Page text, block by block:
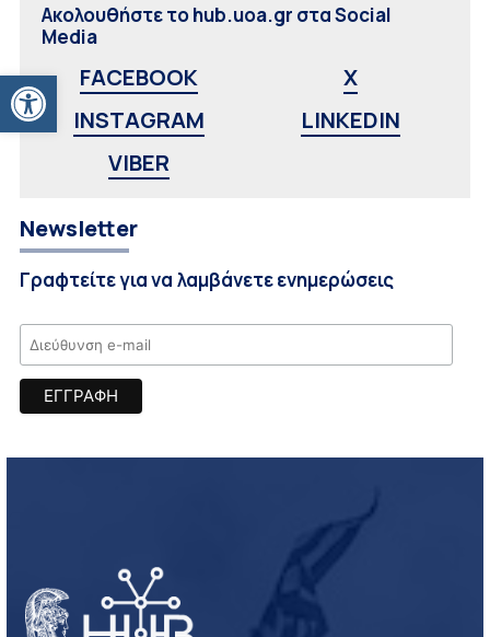
Ανοίξτε τη γραμμή εργαλείων
Ακολουθήστε το hub.uoa.gr στα Social
Media
FACEBOOK
X
INSTAGRAM
LINKEDIN
VIBER
Newsletter
Γραφτείτε για να λαμβάνετε ενημερώσεις